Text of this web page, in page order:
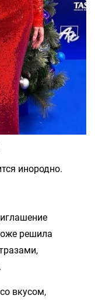
инородно.
решила
вкусом,